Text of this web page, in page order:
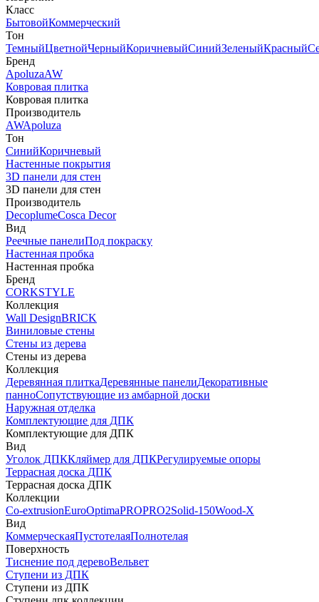
Класс
БытовойКоммерческий
Тон
ТемныйЦветнойЧерныйКоричневыйСинийЗеленыйКрасный
Бренд
ApoluzaAW
Ковровая плитка
Ковровая плитка
Производитель
AWApoluza
Тон
СинийКоричневый
Настенные покрытия
3D панели для стен
3D панели для стен
Производитель
DecoplumeCosca Decor
Вид
Реечные панелиПод покраску
Настенная пробка
Настенная пробка
Бренд
CORKSTYLE
Коллекция
Wall DesignBRICK
Виниловые стены
Стены из дерева
Стены из дерева
Коллекция
Деревянная плиткаДеревянные панелиДекоративные
панноСопутствующие из амбарной доски
Наружная отделка
Комплектующие для ДПК
Комплектующие для ДПК
Вид
Уголок ДПККляймер для ДПКРегулируемые опоры
Террасная доска ДПК
Террасная доска ДПК
Коллекции
Co-extrusionEuroOptimaPROPRO2Solid-150Wood-X
Вид
КоммерческаяПустотелаяПолнотелая
Поверхность
Тиснение под деревоВельвет
Ступени из ДПК
Ступени из ДПК